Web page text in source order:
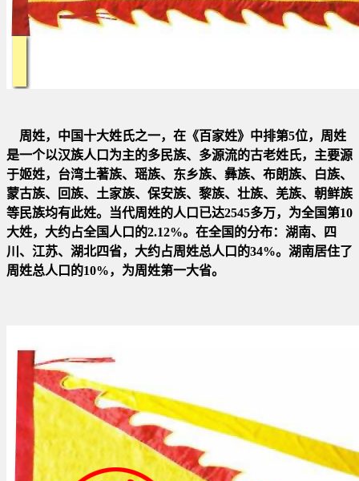
周姓，中国十大姓氏之一，在《百家姓》中排第5位，周姓
是一个以汉族人口为主的多民族、多源流的古老姓氏，主要源
于姬姓，台湾土著族、瑶族、东乡族、彝族、布朗族、白族、
蒙古族、回族、土家族、保安族、黎族、壮族、羌族、朝鲜族
等民族均有此姓。当代周姓的人口已达2545多万，为全国第10
大姓，大约占全国人口的2.12%。在全国的分布：湖南、四
川、江苏、湖北四省，大约占周姓总人口的34%。湖南居住了
周姓总人口的10%，为周姓第一大省。